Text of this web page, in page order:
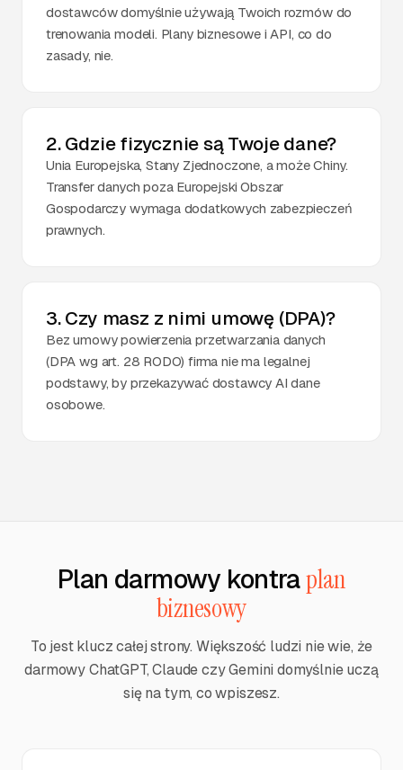
dostawców domyślnie używają Twoich rozmów do
trenowania modeli. Plany biznesowe i API, co do
zasady, nie.
2. Gdzie fizycznie są Twoje dane?
Unia Europejska, Stany Zjednoczone, a może Chiny.
Transfer danych poza Europejski Obszar
Gospodarczy wymaga dodatkowych zabezpieczeń
prawnych.
3. Czy masz z nimi umowę (DPA)?
Bez umowy powierzenia przetwarzania danych
(DPA wg art. 28 RODO) firma nie ma legalnej
podstawy, by przekazywać dostawcy AI dane
osobowe.
Plan darmowy kontraplan
biznesowy
To jest klucz całej strony. Większość ludzi nie wie, że
darmowy ChatGPT, Claude czy Gemini domyślnie uczą
się na tym, co wpiszesz.